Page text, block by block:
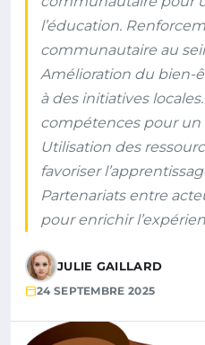
l’éducation.
communautaire au
Amélioration du bien-
à des initiatives
compétences pour un
Utilisation des
favoriser
Partenariats entre
pour enrichir
JULIE GAILLARD
24 SEPTEMBRE 2025